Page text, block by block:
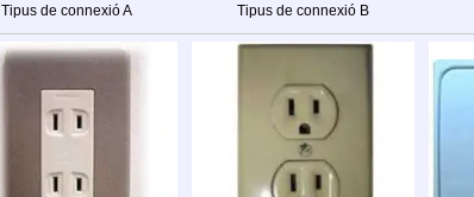
Tipus de connexió A Tipus de connexió B